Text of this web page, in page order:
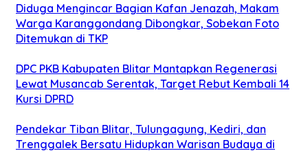
Diduga Mengincar Bagian Kafan Jenazah, Makam
Warga Karanggondang Dibongkar, Sobekan Foto
Ditemukan di TKP
DPC PKB Kabupaten Blitar Mantapkan Regenerasi
Lewat Musancab Serentak, Target Rebut Kembali 14
Kursi DPRD
Pendekar Tiban Blitar, Tulungagung, Kediri, dan
Trenggalek Bersatu Hidupkan Warisan Budaya di